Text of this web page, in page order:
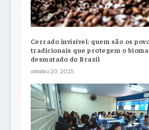
Cerrado invisível: quem são os
tradicionais que protegem o
desmatado do Brasil
outubro 20, 2025